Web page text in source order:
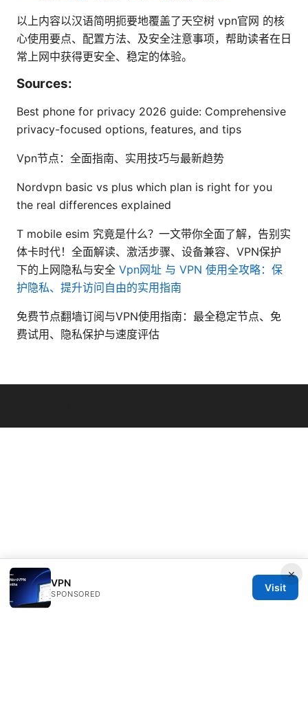
以上内容以汉语简明扼要地覆盖了天空树 vpn官网 的核
心使用要点、配置方法、及安全注意事项，帮助读者在日
常上网中获得更安全、稳定的体验。
Sources:
Best phone for privacy 2026 guide: Comprehensive
privacy-focused options, features, and tips
Vpn节点：全面指南、实用技巧与最新趋势
Nordvpn basic vs plus which plan is right for you
the real differences explained
T mobile esim 究竟是什么？一文带你全面了解，告别实
体卡时代！全面解读、激活步骤、设备兼容、VPN保护
下的上网隐私与安全 Vpn网址 与 VPN 使用全攻略：保
护隐私、提升访问自由的实用指南
免费节点翻墙订阅与VPN使用指南：最全稳定节点、免
费试用、隐私保护与速度评估
×
VPN
SPONSORED
Visit